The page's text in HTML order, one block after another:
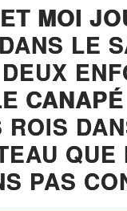
MOI
LE
ROIS
QUE
PAS